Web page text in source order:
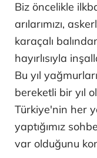
Biz öncelikle
arılarımızı,
karaçalı
hayırlısıyla
Bu yıl
bereketli bir yıl
Türkiye'nin her
yaptığımız
var olduğunu